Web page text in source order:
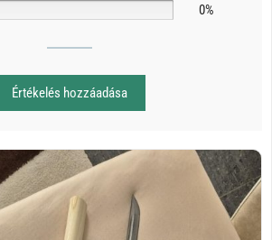
0%
Értékelés hozzáadása